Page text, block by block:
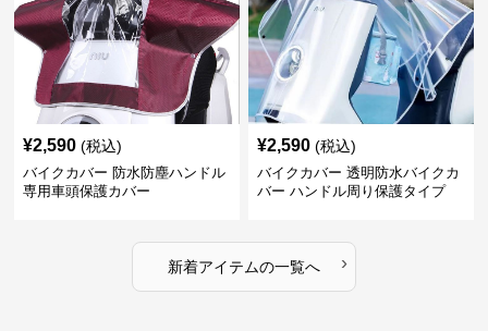
¥2,590 (税込)
バイクカバー 防水防塵ハンドル
専用車頭保護カバー
¥2,590 (税込)
バイクカバー 透明防水バイクカ
バー ハンドル周り保護タイプ
新着アイテムの一覧へ ›